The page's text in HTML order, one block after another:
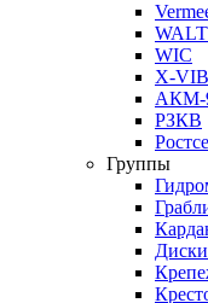
WIC
X-VIB
АКМ-
РЗКВ
Группы